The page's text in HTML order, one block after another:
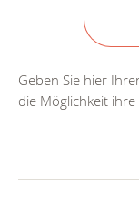
Geben Sie hier
die Möglichkeit